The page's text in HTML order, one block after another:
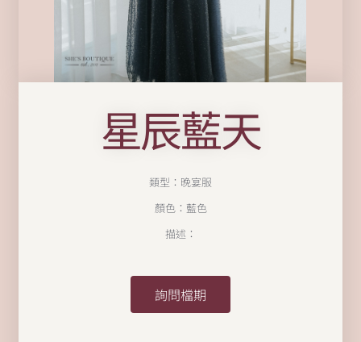
星辰藍天
類型：晚宴服
顏色：藍色
描述：
詢問檔期